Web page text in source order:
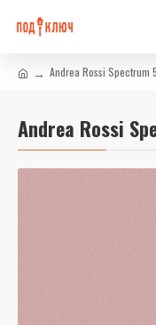
Andrea Rossi Spectrum
Andrea Rossi